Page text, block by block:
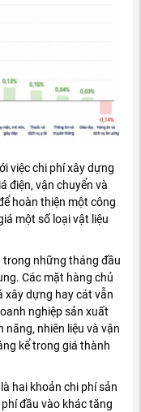
việc chi phí xây dựng
điện, vận chuyển và
hoàn thiện một công
một số loại vật liệu
trong những tháng đầu
Các mặt hàng chủ
xây dựng hay cát vẫn
nghiệp sản xuất
năng, nhiên liệu và vận
kể trong giá thành
hai khoản chi phí sản
đầu vào khác tăng